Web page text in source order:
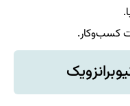
کسب‌وکار.